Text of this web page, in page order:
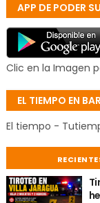
APP DE PODER
Clic en la Imagen
EL TIEMPO EN
El tiempo -